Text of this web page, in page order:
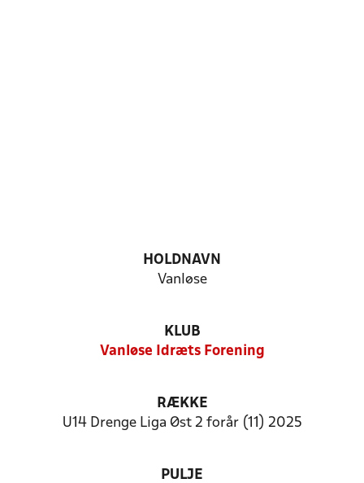
HOLDNAVN
Vanløse
KLUB
Vanløse Idræts Forening
RÆKKE
U14 Drenge Liga Øst 2 forår (11) 2025
PULJE